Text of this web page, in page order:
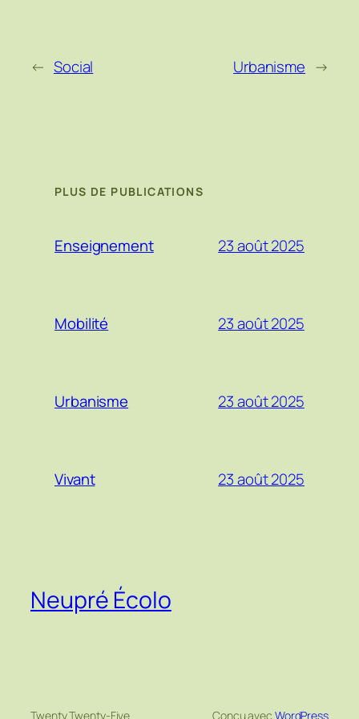
← Social Urbanisme →
PLUS DE PUBLICATIONS
Enseignement 23 août 2025
Mobilité 23 août 2025
Urbanisme 23 août 2025
Vivant 23 août 2025
Neupré Écolo
Twenty Twenty-Five Conçu avec WordPress